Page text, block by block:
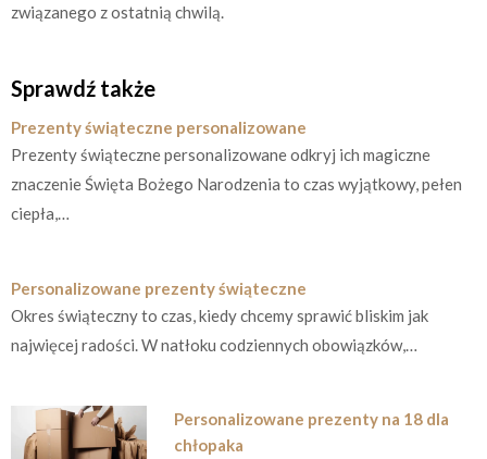
związanego z ostatnią chwilą.
Sprawdź także
Prezenty świąteczne personalizowane
Prezenty świąteczne personalizowane odkryj ich magiczne
znaczenie Święta Bożego Narodzenia to czas wyjątkowy, pełen
ciepła,…
Personalizowane prezenty świąteczne
Okres świąteczny to czas, kiedy chcemy sprawić bliskim jak
najwięcej radości. W natłoku codziennych obowiązków,…
Personalizowane prezenty na 18 dla
chłopaka